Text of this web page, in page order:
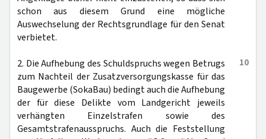
schon aus diesem Grund eine mögliche
Auswechselung der Rechtsgrundlage für den Senat
verbietet.
10
2. Die Aufhebung des Schuldspruchs wegen Betrugs
zum Nachteil der Zusatzversorgungskasse für das
Baugewerbe (SokaBau) bedingt auch die Aufhebung
der für diese Delikte vom Landgericht jeweils
verhängten Einzelstrafen sowie des
Gesamtstrafenausspruchs. Auch die Feststellung